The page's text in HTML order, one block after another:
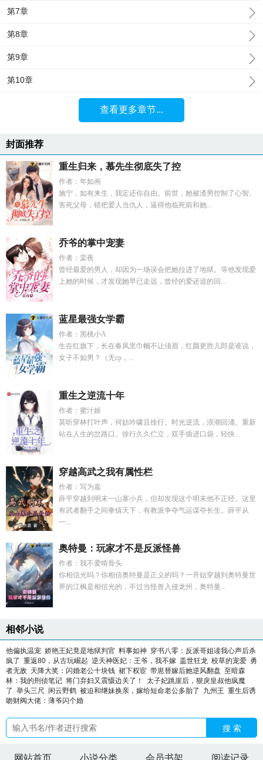
第7章
第8章
第9章
第10章
查看更多章节...
封面推荐
重生归来，慕先生彻底失了控
作者：年如画
施宁，如有来生，我定还你自由。前世，她被渣男控制了心智。
害死父母，错把爱人当仇人，逼得他临死前和她...
乔爷的掌中宠妻
作者：棠夜
曾经最爱的男人，却因为一场误会把她拉进了地狱。等他发现爱
上她的时候，才发现她早已走远，曾经的爱还追的回...
蓝星最强女学霸
作者：黑桃小A
生在红旗下，长在春风里巾帼不让须眉，红颜更胜儿郎是谁说，
女子不如男？（无cp，...
重生之逆流十年
作者：蜜汁姬
莫听穿林打叶声，何妨吟啸且徐行。时光逆流，浪潮回涌。重新
站在人生的岔路口。徐行久久伫立，双手插进口袋，轻快...
穿越高武之我有属性栏
作者：写为嘉
薛平穿越到明末一山寨小兵，但却发现这个明末他不正经。这里
有武者翻手之间拳镇天下，有教派争夺气运谋夺长生。薛平从
一...
奥特曼：玩家才不是反派怪兽
作者：我不爱啃骨头
你相信光吗？你相信奥特曼是正义的吗？一开始穿越到奥特曼世
界的江枫是相信光的，不过当怪兽入侵龙州，奥特曼...
相邻小说
他偏执温宠 娇艳王妃竟是地狱判官 料事如神 穿书八零：反派哥姐读我心声后杀
疯了 重返80，从古玩崛起 逆天神医妃：王爷，我不嫁 盖世狂龙 校草的宠爱 勇
者无敌 天降大奖：闪婚老公十块钱 裙下权宦 带崽替嫁后她逆风翻盘 至暗森
林：我的刑侦笔记 将门弃妇又震慑边关了！
太子妃跳崖后，狠戾皇叔他疯魔
了 举头三尺 闲云野鹤 被迫和继妹换亲，嫁给短命老公多胎了 九州王 重生后诱
吻财阀大佬：薄爷闪个婚
搜 索
网站首页 小说分类 会员书架 阅读记录